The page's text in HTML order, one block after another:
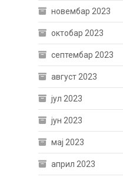
новембар 2023
октобар 2023
септембар 2023
август 2023
јул 2023
јун 2023
мај 2023
април 2023